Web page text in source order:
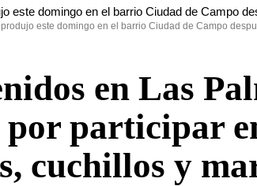
produjo este domingo en el barrio Ciudad de Campo
en Las
participar
cuchillos y